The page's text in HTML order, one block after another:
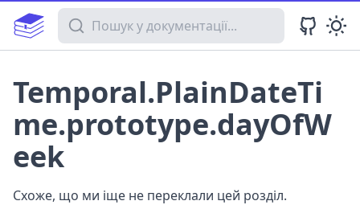
Пошук у документації
Temporal.PlainDateTi
me.prototype.dayOfW
eek
Схоже, що ми іще не переклали цей розділ.